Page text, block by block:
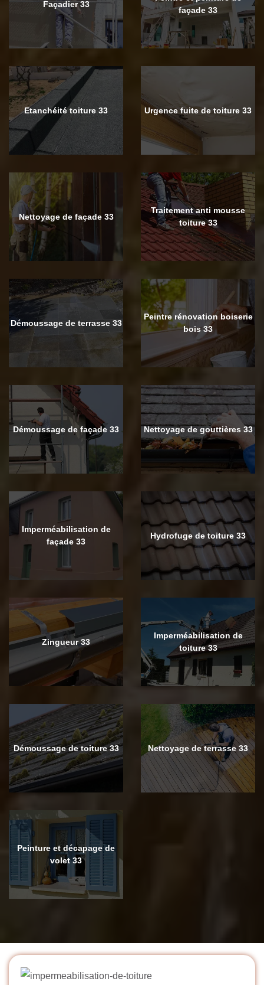
Façadier 33
façade 33
Etanchéité toiture 33 Urgence fuite de toiture 33
Nettoyage de façade 33
Traitement anti mousse
toiture 33
Démoussage de terrasse 33
Peintre rénovation boiserie
bois 33
Démoussage de façade 33 Nettoyage de gouttières 33
Imperméabilisation de
façade 33
Hydrofuge de toiture 33
Zingueur 33
Imperméabilisation de
toiture 33
Démoussage de toiture 33 Nettoyage de terrasse 33
Peinture et décapage de
volet 33